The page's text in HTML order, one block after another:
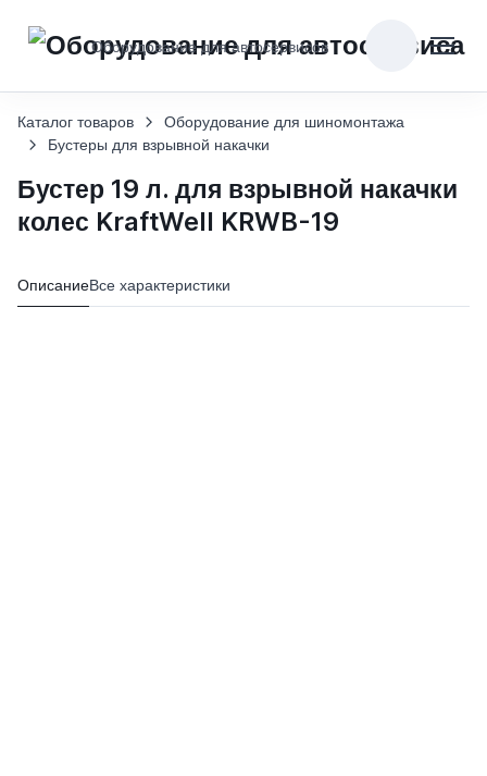
Оборудование для автосервисов
Каталог товаров
Оборудование для шиномонтажа
Бустеры для взрывной накачки
Бустер 19 л. для взрывной накачки
колес KraftWell KRWB-19
ОписаниеВсе характеристики